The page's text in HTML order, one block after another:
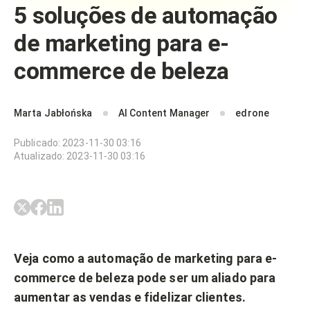
5 soluções de automação
de marketing para e-
commerce de beleza
Marta Jabłońska AI Content Manager edrone
Publicado: 2023-11-30 03:16
Atualizado: 2023-11-30 03:16
Veja como a automação de marketing para e-
commerce de beleza pode ser um aliado para
aumentar as vendas e fidelizar clientes.